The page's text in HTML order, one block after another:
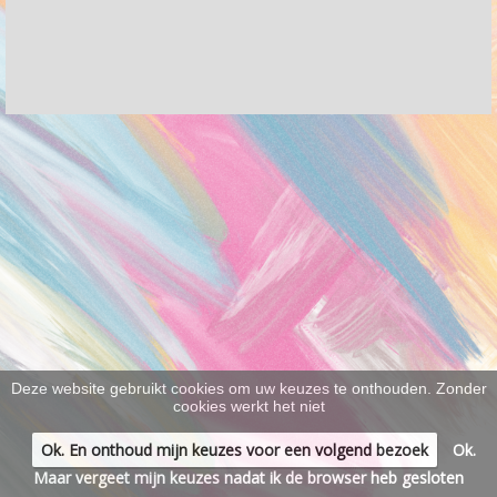
Deze website gebruikt cookies om uw keuzes te onthouden. Zonder
cookies werkt het niet
Ok. En onthoud mijn keuzes voor een volgend bezoek
Ok.
Maar vergeet mijn keuzes nadat ik de browser heb gesloten